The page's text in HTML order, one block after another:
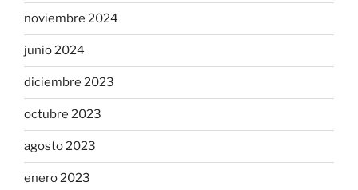
noviembre 2024
junio 2024
diciembre 2023
octubre 2023
agosto 2023
enero 2023